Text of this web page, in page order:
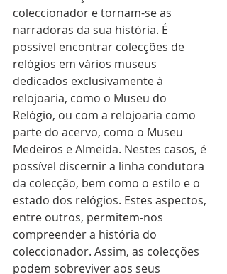
coleccionador e tornam-se as
narradoras da sua história. É
possível encontrar colecções de
relógios em vários museus
dedicados exclusivamente à
relojoaria, como o Museu do
Relógio, ou com a relojoaria como
parte do acervo, como o Museu
Medeiros e Almeida. Nestes casos, é
possível discernir a linha condutora
da colecção, bem como o estilo e o
estado dos relógios. Estes aspectos,
entre outros, permitem-nos
compreender a história do
coleccionador. Assim, as colecções
podem sobreviver aos seus